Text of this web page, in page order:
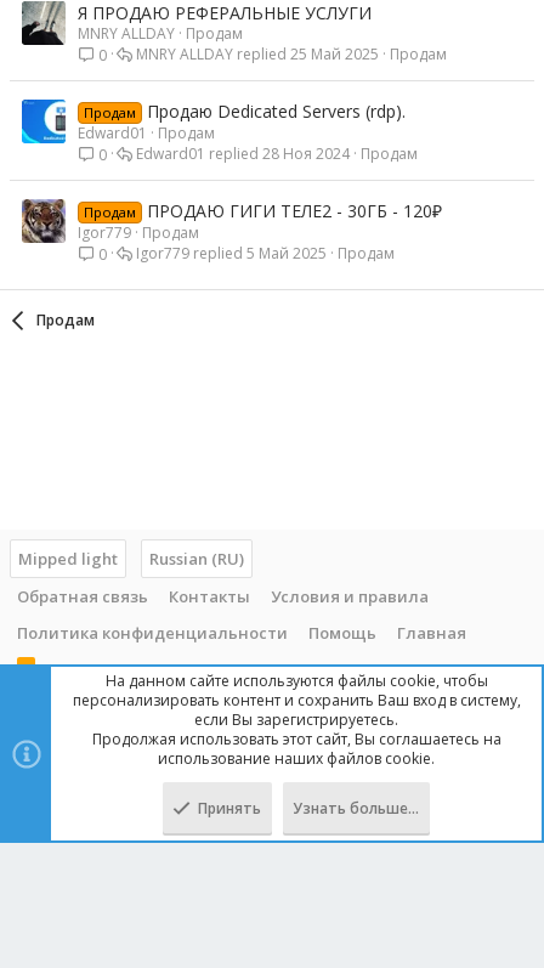
Я ПРОДАЮ РЕФЕРАЛЬНЫЕ УСЛУГИ
MNRY ALLDAY Продам
0
Продам
25 Май 2025
MNRY ALLDAY
Продам Продаю Dedicated Servers (rdp).
Edward01
Продам
0
Продам
28 Ноя 2024
Edward01
Продам ПРОДАЮ ГИГИ ТЕЛЕ2 - 30ГБ - 120₽
Igor779 Продам
0
Продам
5 Май 2025
Igor779
Продам
Mipped light
Russian (RU)
Обратная связь
Контакты
Условия и правила
Политика конфиденциальности
Помощь Главная
R
Copyright © 2014 - 2025, mipped.com. Все права защищены. При
копировании материала с сайта, обратная ссылка обязательна!
На данном сайте используются файлы cookie, чтобы
персонализировать контент и сохранить Ваш вход в систему,
если Вы зарегистрируетесь.
Продолжая использовать этот сайт, Вы соглашаетесь на
использование наших файлов cookie.
Принять Узнать больше…